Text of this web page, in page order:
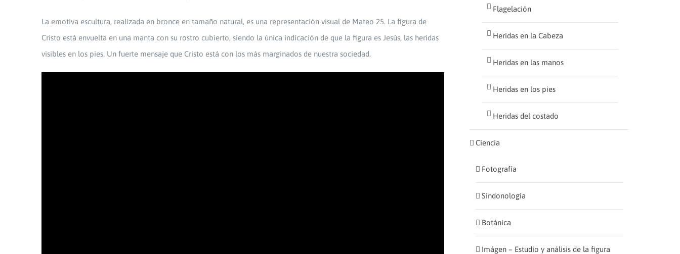
La emotiva escultura, realizada en bronce en tamaño natural, es una representación visual de Mateo 25. La figura de
Cristo está envuelta en una manta con su rostro cubierto, siendo la única indicación de que la figura es Jesús, las heridas
visibles en los pies. Un fuerte mensaje que Cristo está con los más marginados de nuestra sociedad.
Flagelación
Heridas en la Cabeza
Heridas en las manos
Heridas en los pies
Heridas del costado
Ciencia
Fotografía
Sindonología
Botánica
Imágen – Estudio y análisis de la figura